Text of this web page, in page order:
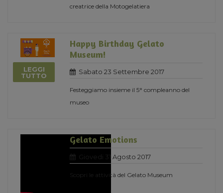
creatrice della Motogelatiera
LEGGI
TUTTO
Happy Birthday Gelato
Museum!
Sabato 23 Settembre 2017
Festeggiamo insieme il 5° compleanno del
museo
Gelato Emotions
Giovedi 31 Agosto 2017
Scopri le attività del Gelato Museum